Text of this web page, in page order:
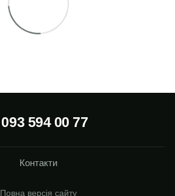
093 594 00 77
Контакти
Повна версія сайту